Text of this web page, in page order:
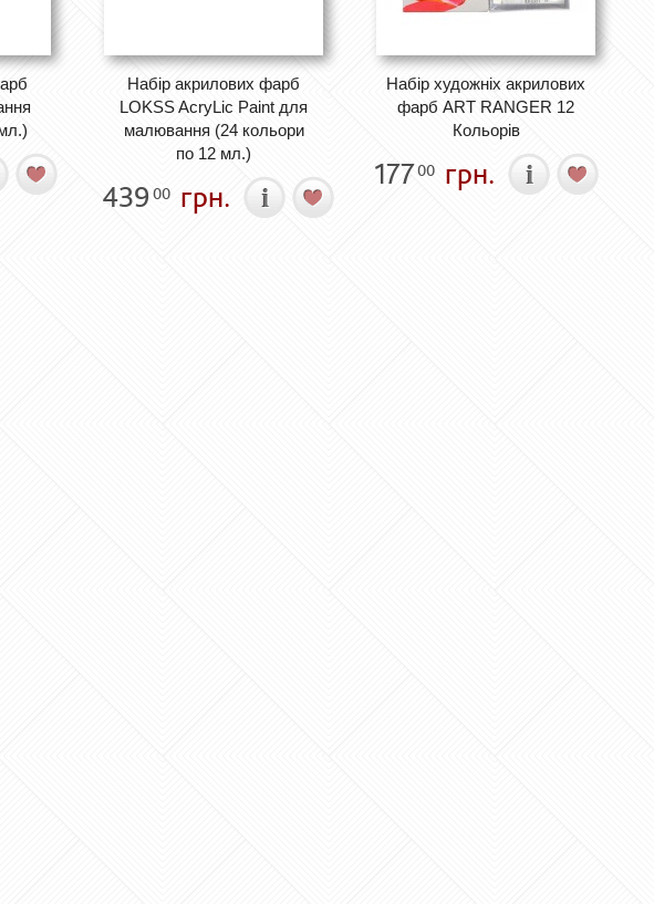
Набір акрилових фарб
LOKSS AcryLic Paint для
малювання (24 кольори
по 12 мл.)
439 00 грн.
Набір художніх акрилових
фарб ART RANGER 12
Кольорів
17700 грн.